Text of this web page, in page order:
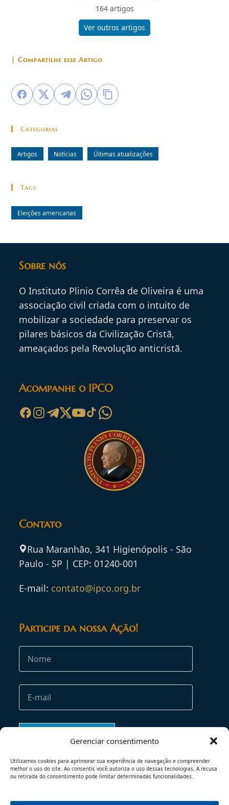
Gerenciar consentimento
Utilizamos cookies para aprimorar sua experiência de navegação e compreender
melhor o uso do site. Ao consentir, você autoriza o uso dessas tecnologias. A recusa
ou retirada do consentimento pode limitar determinadas funcionalidades.
164 artigos
Ver outros artigos
| Compartilhe esse Artigo
Categorias
Artigos Notícias Últimas atualizações
Tags
Eleições americanas
Sobre nós
O Instituto Plinio Corrêa de Oliveira é uma
associação civil criada com o intuito de
mobilizar a sociedade para preservar os
pilares básicos da Civilização Cristã,
ameaçados pela Revolução anticristã.
Acompanhe o IPCO
Contato
Rua Maranhão, 341 Higienópolis - São
Paulo - SP | CEP: 01240-001
E-mail: contato@ipco.org.br
Participe da nossa Ação!